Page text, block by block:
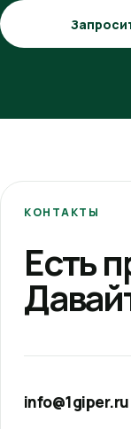
КОНТАКТЫ
Есть
info@1giper.ru